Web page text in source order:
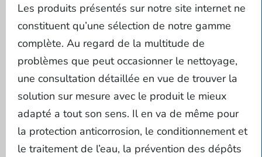
Les produits présentés sur notre site internet ne
constituent qu’une sélection de notre gamme
complète. Au regard de la multitude de
problèmes que peut occasionner le nettoyage,
une consultation détaillée en vue de trouver la
solution sur mesure avec le produit le mieux
adapté a tout son sens. Il en va de même pour
la protection anticorrosion, le conditionnement et
le traitement de l’eau, la prévention des dépôts